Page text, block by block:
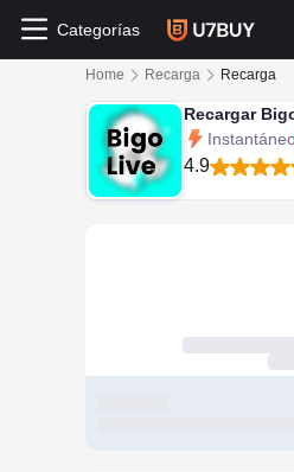
Categorías
Home Recarga Recarga
Recargar
4.9